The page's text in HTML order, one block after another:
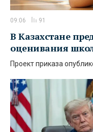
09:06 91
В Казахстане
оценивания
Проект приказа